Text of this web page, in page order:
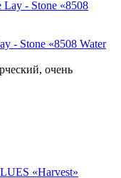
- Stone «8508 Water
очень